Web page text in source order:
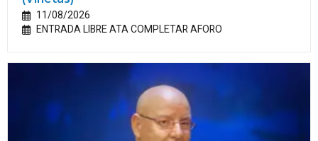
11/08/2026
ENTRADA LIBRE ATA COMPLETAR AFORO